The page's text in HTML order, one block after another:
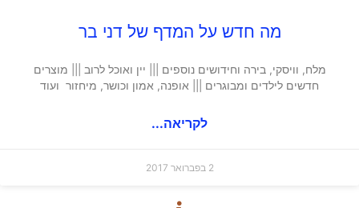
מה חדש על המדף של דני בר
מלח, וויסקי, בירה וחידושים נוספים ||| יין ואוכל לרוב ||| מוצרים
חדשים לילדים ומבוגרים ||| אופנה, אמון וכושר, מיחזור ועוד
לקריאה...
2 בפברואר 2017